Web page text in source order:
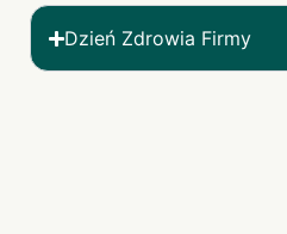
Dzień Zdrowia Firmy